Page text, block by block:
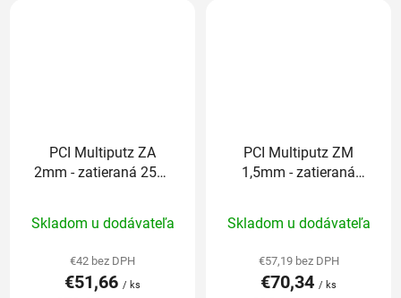
PCI Multiputz ZA
2mm - zatieraná 25kg
hodnotenie
produktu
je
Skladom u dodávateľa
€42 bez DPH
€51,66 / ks
PCI Multiputz ZM
1,5mm - zatieraná
hodnotenie
produktu
je
Skladom u dodávateľa
€57,19 bez DPH
€70,34 / ks